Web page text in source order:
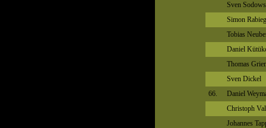
Sven
Simon
Tobias
Daniel
Thomas
Sven Dickel
66.
Daniel
Christoph
Johannes